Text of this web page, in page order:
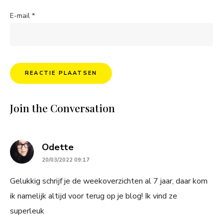
E-mail *
Join the Conversation
Odettesays:
20/03/2022 09:17
Gelukkig schrijf je de weekoverzichten al 7 jaar, daar kom
ik namelijk altijd voor terug op je blog! Ik vind ze
superleuk